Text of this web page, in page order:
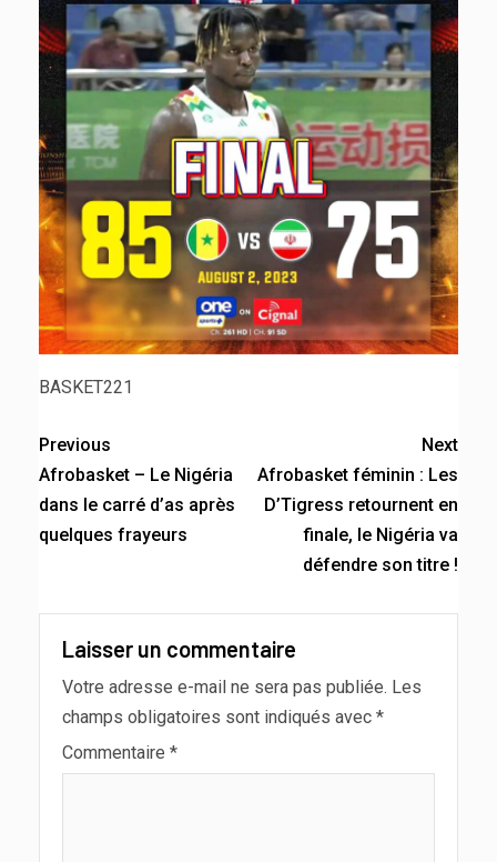
BASKET221
Previous
Afrobasket – Le Nigéria
dans le carré d’as après
quelques frayeurs
Next
Afrobasket féminin : Les
D’Tigress retournent en
finale, le Nigéria va
défendre son titre !
Laisser un commentaire
Votre adresse e-mail ne sera pas publiée. Les
champs obligatoires sont indiqués avec *
Commentaire *